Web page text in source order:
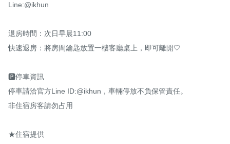
Line:@ikhun
退房時間：次日早晨11:00
快速退房：將房間鑰匙放置一樓客廳桌上，即可離開🤍
🅿️停車資訊
停車請洽官方Line ID:@ikhun，車輛停放不負保管責任。
非住宿房客請勿占用
★住宿提供